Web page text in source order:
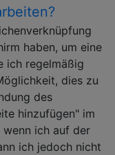
haben, um eine
ich regelmäßig
dies zu
des
hinzufügen" im
wenn ich auf der
ich jedoch nicht